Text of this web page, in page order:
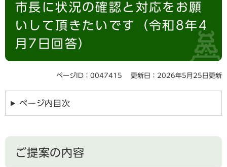
市長に状況の確認と対応をお願
いして頂きたいです（令和8年4
月7日回答）
ページID：0047415 更新日：2026年5月25日更新
ページ内目次
ご提案の内容